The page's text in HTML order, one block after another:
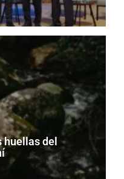
huellas del